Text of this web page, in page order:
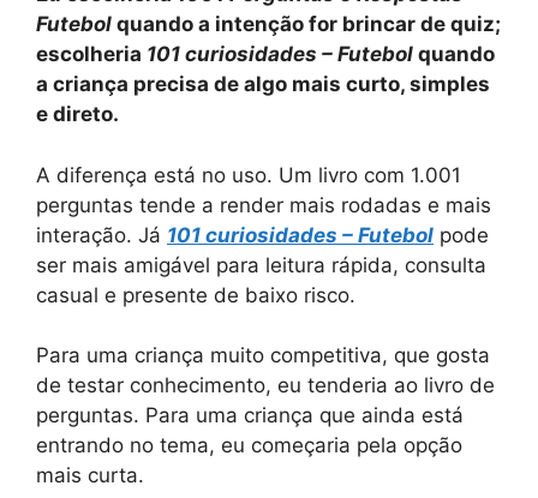
Futebol quando a intenção for brincar de quiz;
escolheria 101 curiosidades – Futebol quando
a criança precisa de algo mais curto, simples
e direto.
A diferença está no uso. Um livro com 1.001
perguntas tende a render mais rodadas e mais
interação. Já 101 curiosidades – Futebol pode
ser mais amigável para leitura rápida, consulta
casual e presente de baixo risco.
Para uma criança muito competitiva, que gosta
de testar conhecimento, eu tenderia ao livro de
perguntas. Para uma criança que ainda está
entrando no tema, eu começaria pela opção
mais curta.